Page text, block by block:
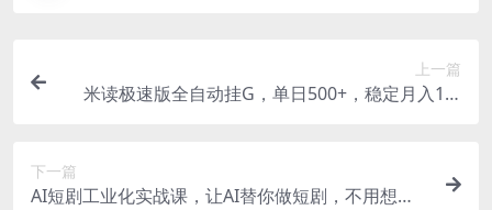
上一篇
米读极速版全自动挂G，单日500+，稳定月入1W
下一篇
AI短剧工业化实战课，让AI替你做短剧，不用想不